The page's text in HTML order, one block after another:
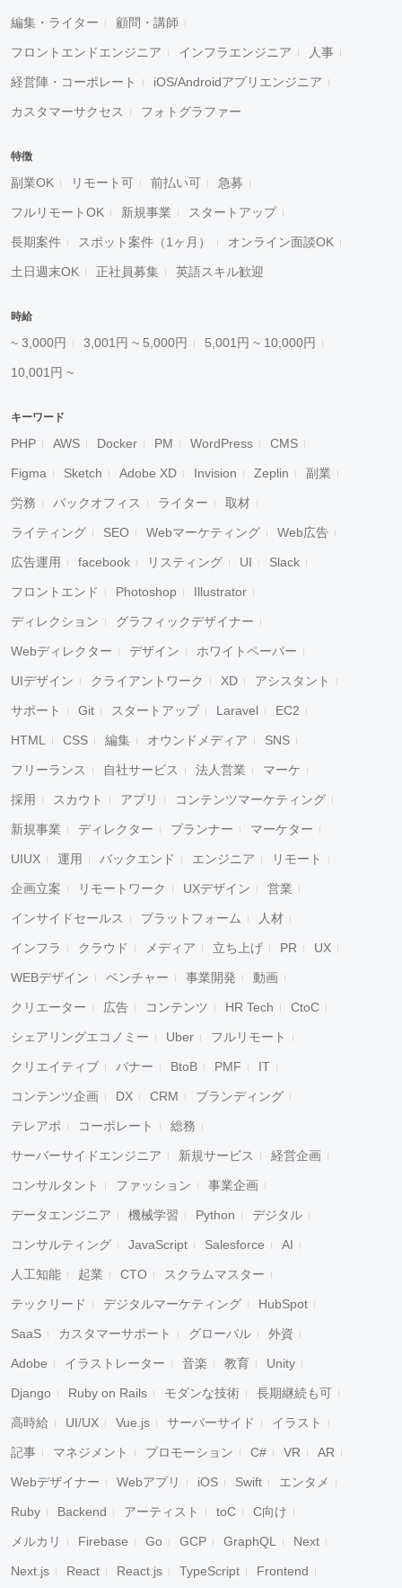
編集・ライター 顧問・講師
フロントエンドエンジニア インフラエンジニア 人事
経営陣・コーポレート iOS/Androidアプリエンジニア
カスタマーサクセス フォトグラファー
特徴
副業OK リモート可 前払い可 急募
フルリモートOK 新規事業 スタートアップ
長期案件 スポット案件（1ヶ月） オンライン面談OK
土日週末OK 正社員募集 英語スキル歓迎
時給
~ 3,000円 3,001円 ~ 5,000円 5,001円 ~ 10,000円
10,001円 ~
キーワード
PHP AWS Docker PM WordPress CMS
Figma Sketch Adobe XD Invision Zeplin 副業
労務 バックオフィス ライター 取材
ライティング SEO Webマーケティング Web広告
広告運用 facebook リスティング UI Slack
フロントエンド Photoshop Illustrator
ディレクション グラフィックデザイナー
Webディレクター デザイン ホワイトペーパー
UIデザイン クライアントワーク XD アシスタント
サポート Git スタートアップ Laravel EC2
HTML CSS 編集 オウンドメディア SNS
フリーランス 自社サービス 法人営業 マーケ
採用 スカウト アプリ コンテンツマーケティング
新規事業 ディレクター プランナー マーケター
UIUX 運用 バックエンド エンジニア リモート
企画立案 リモートワーク UXデザイン 営業
インサイドセールス プラットフォーム 人材
インフラ クラウド メディア 立ち上げ PR UX
WEBデザイン ベンチャー 事業開発 動画
クリエーター 広告 コンテンツ HR Tech CtoC
シェアリングエコノミー Uber フルリモート
クリエイティブ バナー BtoB PMF IT
コンテンツ企画 DX CRM ブランディング
テレアポ コーポレート 総務
サーバーサイドエンジニア 新規サービス 経営企画
コンサルタント ファッション 事業企画
データエンジニア 機械学習 Python デジタル
コンサルティング JavaScript Salesforce AI
人工知能 起業 CTO スクラムマスター
テックリード デジタルマーケティング HubSpot
SaaS カスタマーサポート グローバル 外資
Adobe イラストレーター 音楽 教育 Unity
Django Ruby on Rails モダンな技術 長期継続も可
高時給 UI/UX Vue.js サーバーサイド イラスト
記事 マネジメント プロモーション C# VR AR
Webデザイナー Webアプリ iOS Swift エンタメ
Ruby Backend アーティスト toC C向け
メルカリ Firebase Go GCP GraphQL Next
Next.js React React.js TypeScript Frontend